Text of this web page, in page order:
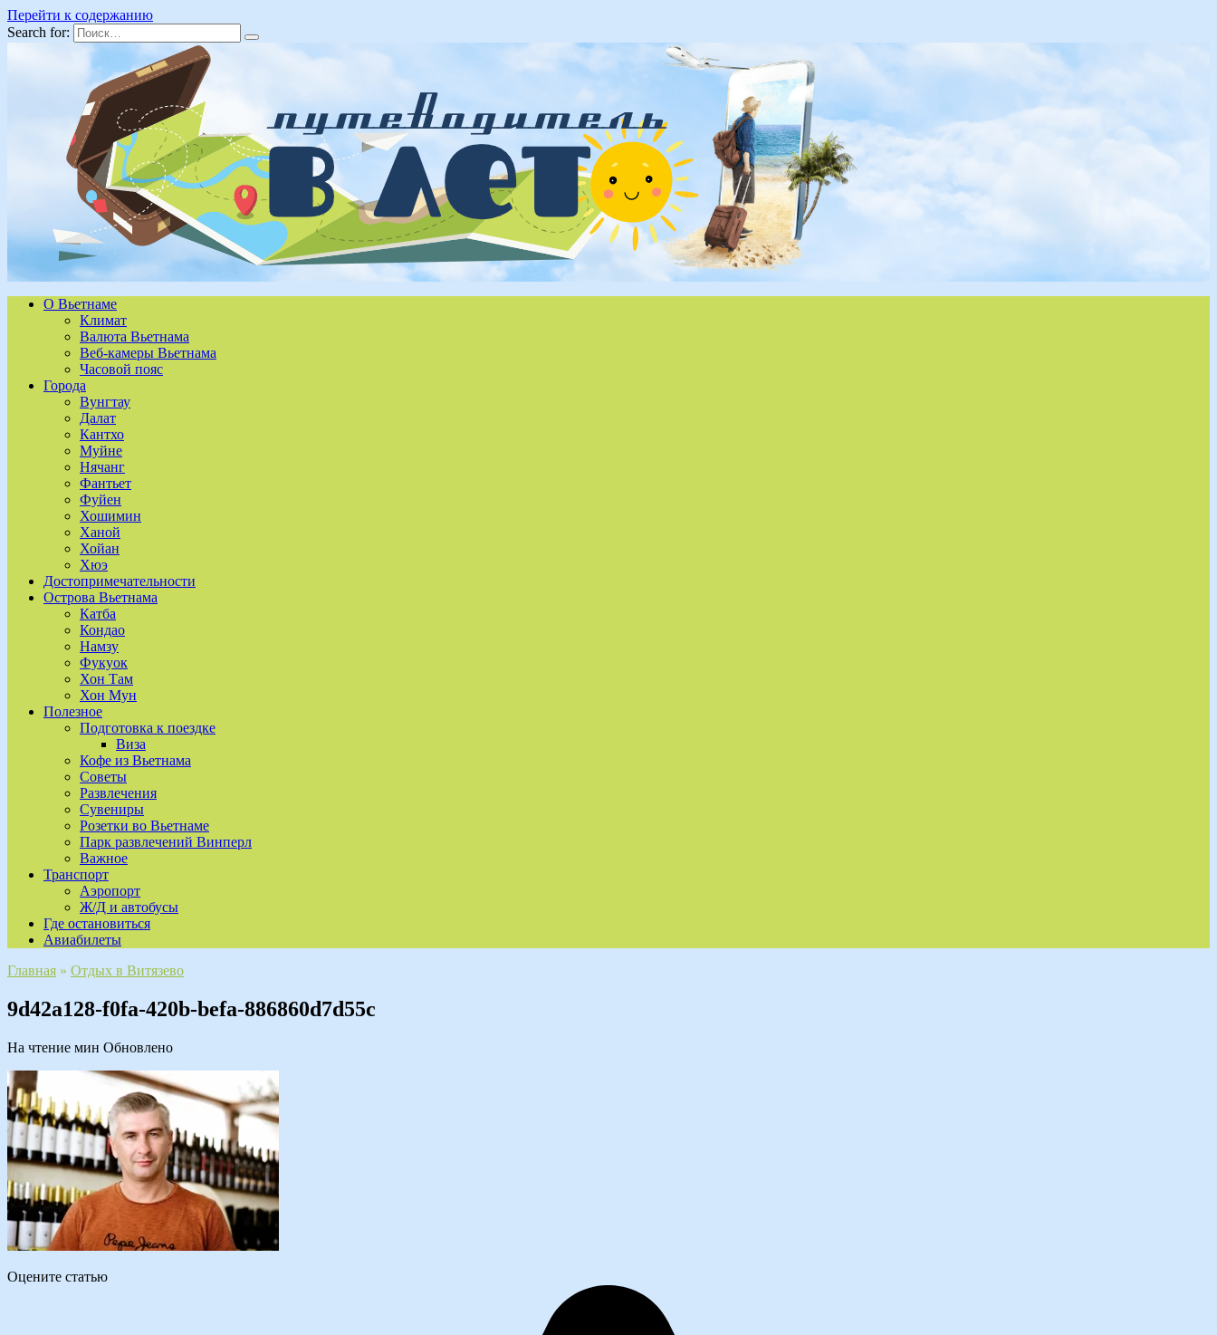
Перейти к содержанию
Search for:
О Вьетнаме
Климат
Валюта Вьетнама
Веб-камеры Вьетнама
Часовой пояс
Города
Вунгтау
Далат
Кантхо
Муйне
Нячанг
Фантьет
Фуйен
Хошимин
Ханой
Хойан
Хюэ
Достопримечательности
Острова Вьетнама
Катба
Кондао
Намзу
Фукуок
Хон Там
Хон Мун
Полезное
Подготовка к поездке
Виза
Кофе из Вьетнама
Советы
Развлечения
Сувениры
Розетки во Вьетнаме
Парк развлечений Винперл
Важное
Транспорт
Аэропорт
Ж/Д и автобусы
Где остановиться
Авиабилеты
Главная » Отдых в Витязево
9d42a128-f0fa-420b-befa-886860d7d55c
На чтение мин Обновлено
Оцените статью